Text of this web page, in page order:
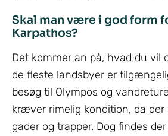
Skal man være i god form
Karpathos?
Det kommer an på, hvad du vil
de fleste landsbyer er
besøg til Olympos og
kræver rimelig kondition, da der
gader og trapper. Dog findes